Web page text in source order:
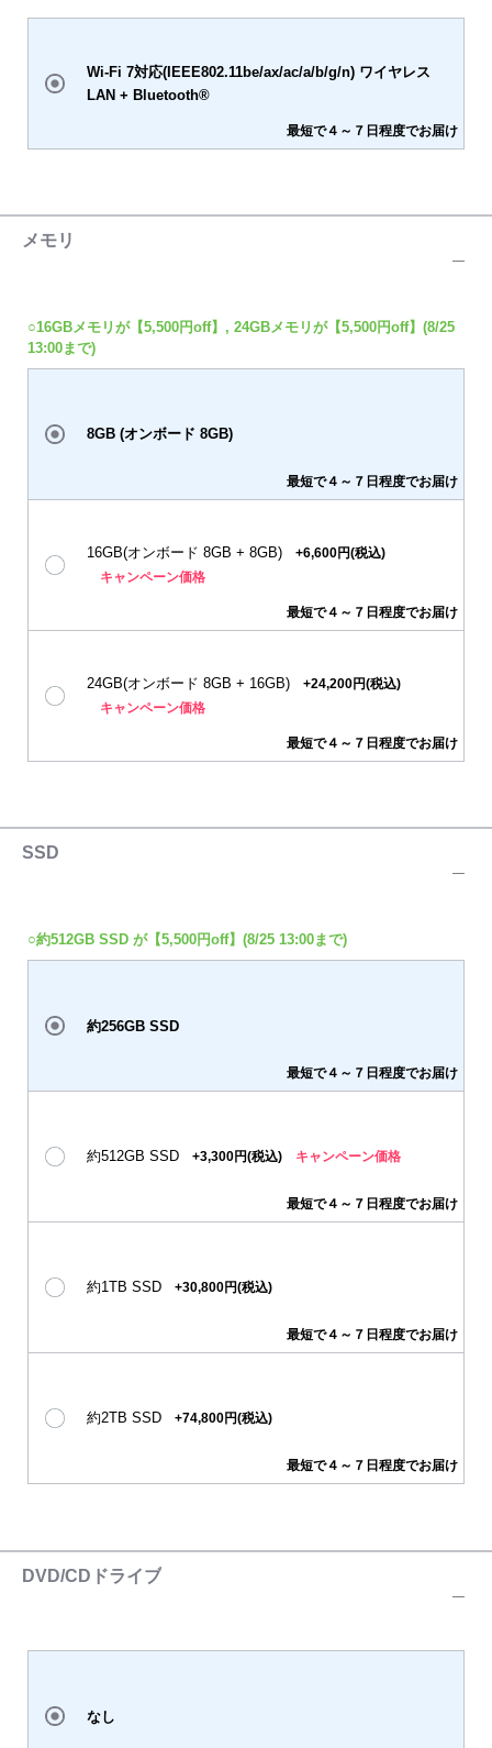
最短で４～７日程度でお届け
Wi-Fi 7対応(IEEE802.11be/ax/ac/a/b/g/n) ワイヤレス
LAN + Bluetooth®
メモリ
○16GBメモリが【5,500円off】, 24GBメモリが【5,500円off】(8/25
13:00まで)
最短で４～７日程度でお届け
8GB (オンボード 8GB)
最短で４～７日程度でお届け
16GB(オンボード 8GB + 8GB)
+6,600円(税込)
キャンペーン価格
最短で４～７日程度でお届け
24GB(オンボード 8GB + 16GB)
+24,200円(税込)
キャンペーン価格
SSD
○約512GB SSD が【5,500円off】(8/25 13:00まで)
最短で４～７日程度でお届け
約256GB SSD
最短で４～７日程度でお届け
約512GB SSD +3,300円(税込) キャンペーン価格
最短で４～７日程度でお届け
約1TB SSD +30,800円(税込)
最短で４～７日程度でお届け
約2TB SSD +74,800円(税込)
DVD/CDドライブ
なし